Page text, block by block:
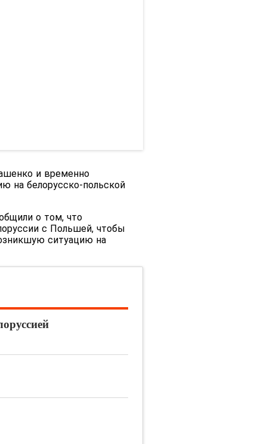
и временно
на белорусско-польской
о том, что
с Польшей, чтобы
ситуацию на